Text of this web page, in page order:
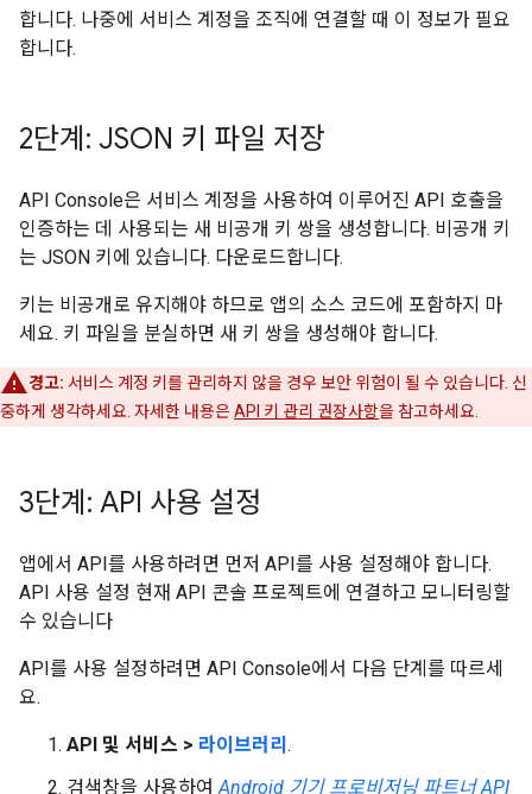
합니다. 나중에 서비스 계정을 조직에 연결할 때 이 정보가 필요
합니다.
2단계: JSON 키 파일 저장
API Console은 서비스 계정을 사용하여 이루어진 API 호출을
인증하는 데 사용되는 새 비공개 키 쌍을 생성합니다. 비공개 키
는 JSON 키에 있습니다. 다운로드합니다.
키는 비공개로 유지해야 하므로 앱의 소스 코드에 포함하지 마
세요. 키 파일을 분실하면 새 키 쌍을 생성해야 합니다.
경고: 서비스 계정 키를 관리하지 않을 경우 보안 위험이 될 수 있습니다. 신
중하게 생각하세요. 자세한 내용은API 키 관리 권장사항을 참고하세요.
3단계: API 사용 설정
앱에서 API를 사용하려면 먼저 API를 사용 설정해야 합니다.
API 사용 설정 현재 API 콘솔 프로젝트에 연결하고 모니터링할
수 있습니다
API를 사용 설정하려면 API Console에서 다음 단계를 따르세
요.
API 및 서비스 > 라이브러리 .
검색창을 사용하여Android 기기 프로비저닝 파트너 API